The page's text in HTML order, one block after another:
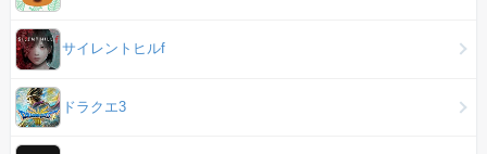
サイレントヒルf
ドラクエ3